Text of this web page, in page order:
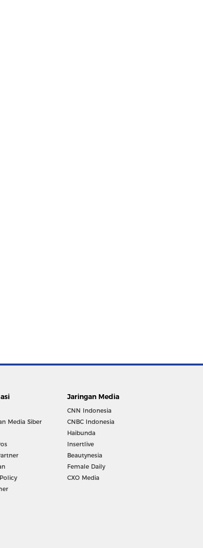
Media Siber
Jaringan Media
CNN Indonesia
CNBC Indonesia
Haibunda
Insertlive
Beautynesia
Female Daily
CXO Media